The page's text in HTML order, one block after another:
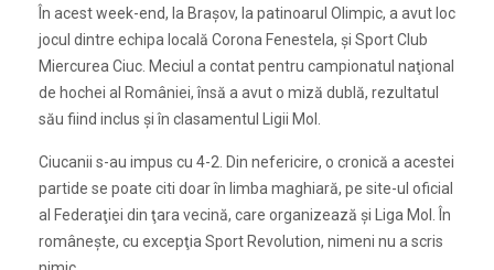
În acest week-end, la Braşov, la patinoarul Olimpic, a avut loc
jocul dintre echipa locală Corona Fenestela, şi Sport Club
Miercurea Ciuc. Meciul a contat pentru campionatul naţional
de hochei al României, însă a avut o miză dublă, rezultatul
său fiind inclus şi în clasamentul Ligii Mol.
Ciucanii s-au impus cu 4-2. Din nefericire, o cronică a acestei
partide se poate citi doar în limba maghiară, pe site-ul oficial
al Federaţiei din ţara vecină, care organizează şi Liga Mol. În
româneşte, cu excepţia Sport Revolution, nimeni nu a scris